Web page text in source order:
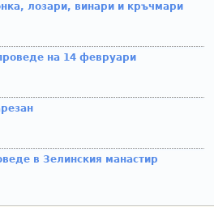
лозари, винари и кръчмари
на 14 февруари
в Зелинския манастир